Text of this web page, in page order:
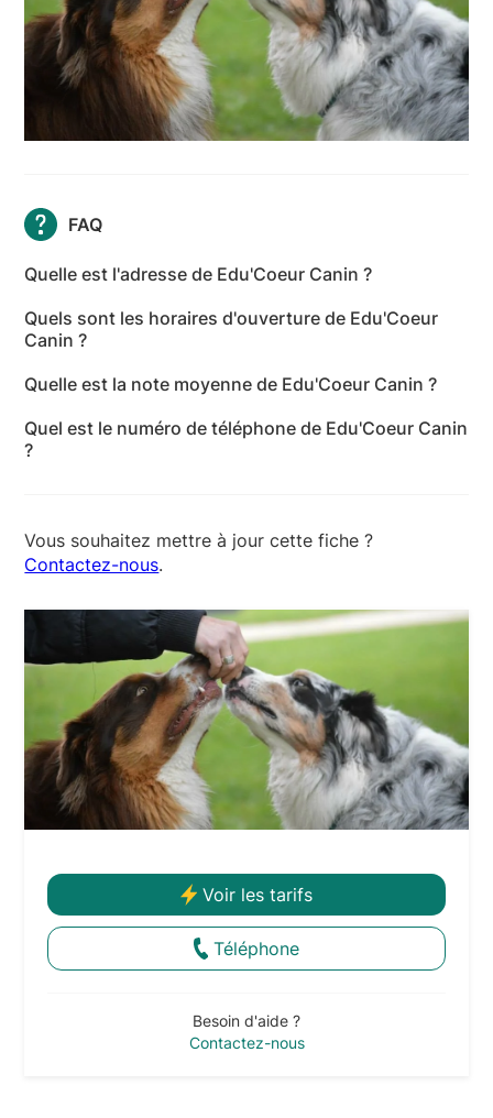
FAQ
Quelle est l'adresse de Edu'Coeur Canin ?
Joseph Roumanille, 13600 La Ciotat - Bouches-du-
Rhône
Quels sont les horaires d'ouverture de Edu'Coeur
Canin ?
les suivants : lundi: Ouvert 24h/24 - mardi: Ouvert
24h/24 - mercredi: Ouvert 24h/24 - jeudi: Ouvert
24h/24 - vendredi: Ouvert 24h/24 - samedi: Fermé -
Quelle est la note moyenne de Edu'Coeur Canin ?
moyenne de 1 sur 5.
Quel est le numéro de téléphone de Edu'Coeur Canin
?
Vous souhaitez mettre à jour cette fiche ?
Contactez-nous.
Voir les tarifs
Téléphone
Besoin d'aide ?
Contactez-nous